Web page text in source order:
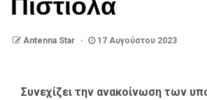
Πιστιόλα
Antenna Star 17 Αυγούστου 2023
Συνεχίζει την ανακοίνωση των